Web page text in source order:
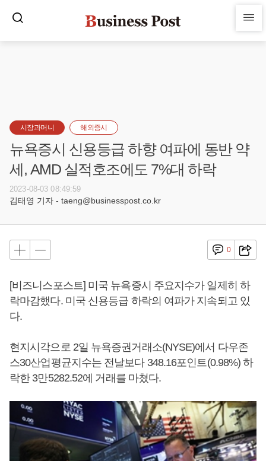
시장과머니 해외증시
뉴욕증시 신용등급 하향 여파에 동반 약
세, AMD 실적호조에도 7%대 하락
2023-08-03 08:49:59
김태영 기자 - taeng@businesspost.co.kr
0
[비즈니스포스트] 미국 뉴욕증시 주요지수가 일제히 하
락마감했다. 미국 신용등급 하락의 여파가 지속되고 있
다.
현지시각으로 2일 뉴욕증권거래소(NYSE)에서 다우존
스30산업평균지수는 전날보다 348.16포인트(0.98%) 하
락한 3만5282.52에 거래를 마쳤다.